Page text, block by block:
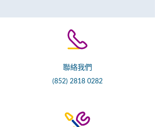
聯絡我們
(852) 2818 0282